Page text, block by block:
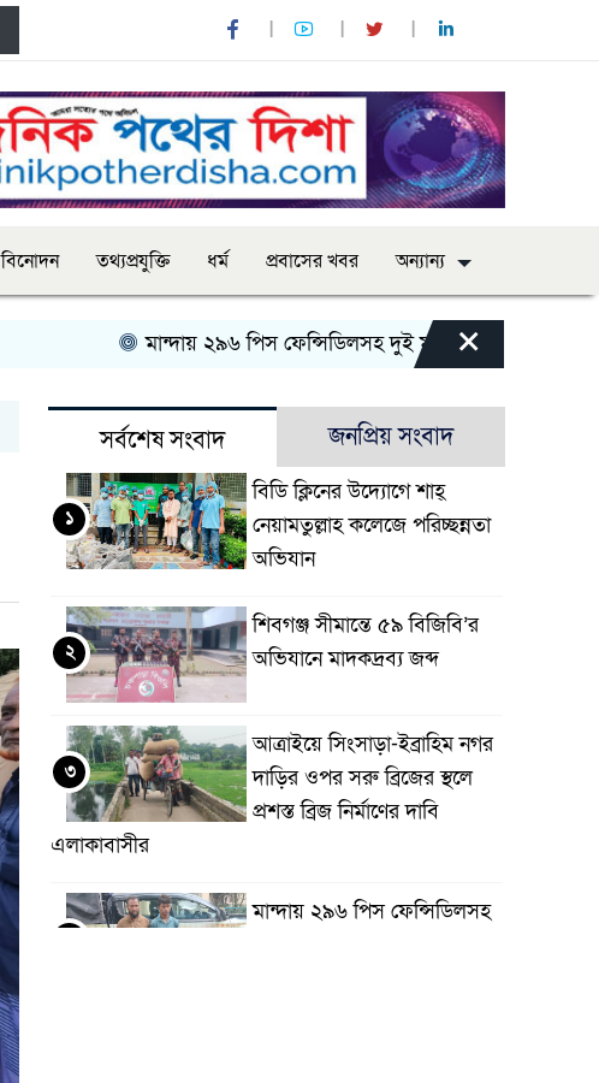
বিনোদন তথ্যপ্রযুক্তি ধর্ম প্রবাসের খবর অন্যান্য
মান্দায় ২৯৬ পিস ফেন্সিডিলসহ দুই মাদক কারবারি আটক
×
সর্বশেষ সংবাদ জনপ্রিয় সংবাদ
বিডি ক্লিনের উদ্যোগে শাহ্
নেয়ামতুল্লাহ কলেজে পরিচ্ছন্নতা
অভিযান
১
শিবগঞ্জ সীমান্তে ৫৯ বিজিবি’র
অভিযানে মাদকদ্রব্য জব্দ
২
আত্রাইয়ে সিংসাড়া-ইব্রাহিম নগর
দাড়ির ওপর সরু ব্রিজের স্থলে
প্রশস্ত ব্রিজ নির্মাণের দাবি
এলাকাবাসীর
৩
মান্দায় ২৯৬ পিস ফেন্সিডিলসহ